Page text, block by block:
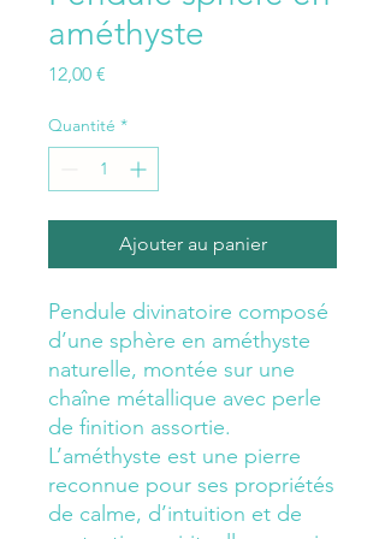
améthyste
12,00 €
Quantité *
Ajouter au panier
Pendule divinatoire composé
d’une sphère en améthyste
naturelle, montée sur une
chaîne métallique avec perle
de finition assortie.
L’améthyste est une pierre
reconnue pour ses propriétés
de calme, d’intuition et de